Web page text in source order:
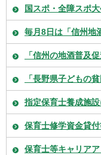
国スポ・全障スポ
毎月8日は「信州地
「信州の地酒普及
「長野県子どもの
指定保育士養成施
保育士修学資金貸
保育士等キャリア